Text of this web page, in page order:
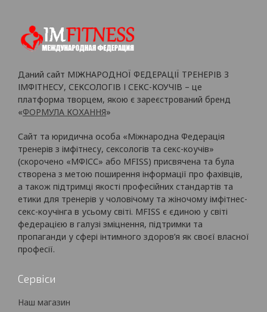
Даний сайт МІЖНАРОДНОЇ ФЕДЕРАЦІЇ ТРЕНЕРІВ З
ІМФІТНЕСУ, СЕКСОЛОГІВ І СЕКС-КОУЧІВ – це
платформа творцем, якою є зареєстрований бренд
«ФОРМУЛА КОХАННЯ»
Сайт та юридична особа «Міжнародна Федерація
тренерів з імфітнесу, сексологів та секс-коучів»
(скорочено «МФІСС» або MFISS) присвячена та була
створена з метою поширення інформації про фахівців,
а також підтримці якості професійних стандартів та
етики для тренерів у чоловічому та жіночому імфітнес-
секс-коучінга в усьому світі. MFISS є єдиною у світі
федерацією в галузі зміцнення, підтримки та
пропаганди у сфері інтимного здоров’я як своєї власної
професії.
Сервіси
Наш магазин